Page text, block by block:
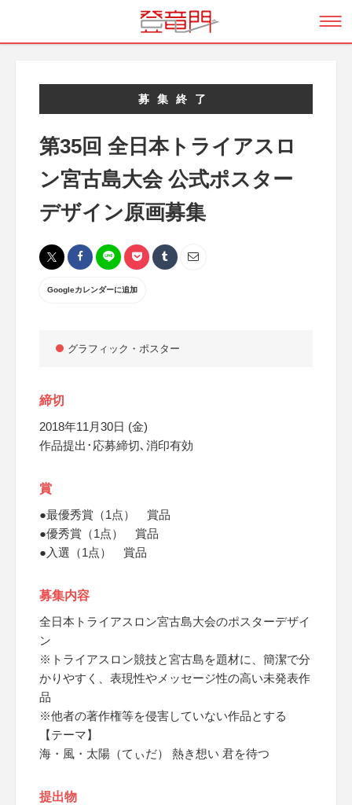
募集終了
第35回 全日本トライアスロ
ン宮古島大会 公式ポスター
デザイン原画募集
Googleカレンダーに追加
グラフィック・ポスター
締切
2018年11月30日 (金)
作品提出･応募締切､消印有効
賞
●最優秀賞（1点） 賞品
●優秀賞（1点） 賞品
●入選（1点） 賞品
募集内容
全日本トライアスロン宮古島大会のポスターデザイ
ン
※トライアスロン競技と宮古島を題材に、簡潔で分
かりやすく、表現性やメッセージ性の高い未発表作
品
※他者の著作権等を侵害していない作品とする
【テーマ】
海・風・太陽（てぃだ） 熱き想い 君を待つ
提出物